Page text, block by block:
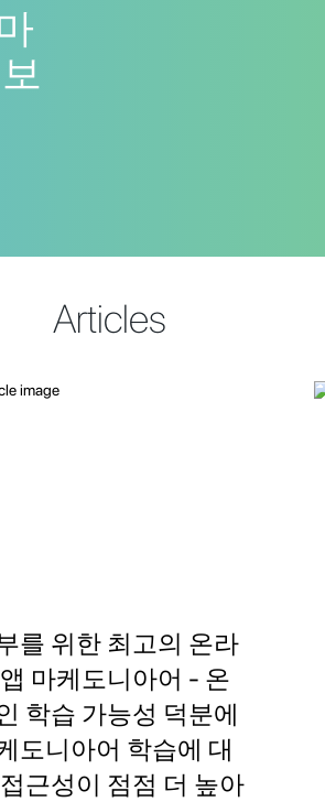
Articles
를 위한 최고의 온라
마케도니아어 - 온
학습 가능성 덕분에
도니아어 학습에 대
근성이 점점 더 높아